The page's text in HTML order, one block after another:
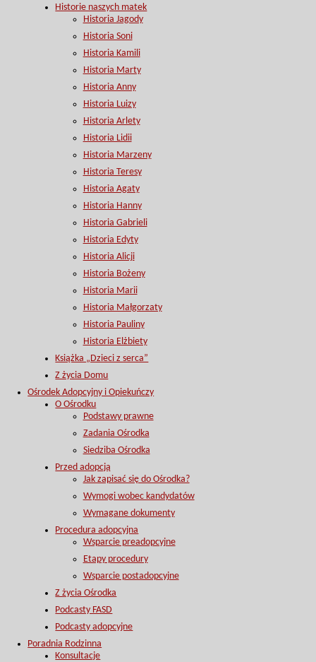
Historie naszych matek
Historia Jagody
Historia Soni
Historia Kamili
Historia Marty
Historia Anny
Historia Luizy
Historia Arlety
Historia Lidii
Historia Marzeny
Historia Teresy
Historia Agaty
Historia Hanny
Historia Gabrieli
Historia Edyty
Historia Alicji
Historia Bożeny
Historia Marii
Historia Małgorzaty
Historia Pauliny
Historia Elżbiety
Książka „Dzieci z serca”
Z życia Domu
Ośrodek Adopcyjny i Opiekuńczy
O Ośrodku
Podstawy prawne
Zadania Ośrodka
Siedziba Ośrodka
Przed adopcją
Jak zapisać się do Ośrodka?
Wymogi wobec kandydatów
Wymagane dokumenty
Procedura adopcyjna
Wsparcie preadopcyjne
Etapy procedury
Wsparcie postadopcyjne
Z życia Ośrodka
Podcasty FASD
Podcasty adopcyjne
Poradnia Rodzinna
Konsultacje